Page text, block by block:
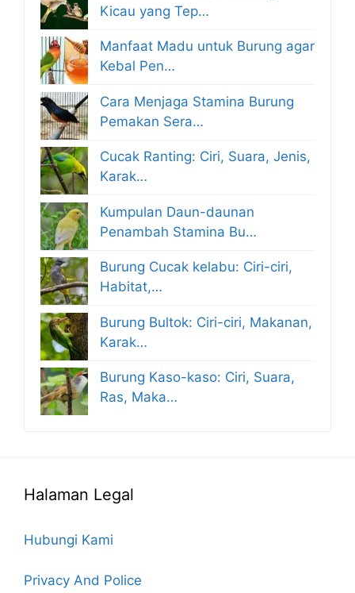
Kicau yang Tep…
Manfaat Madu untuk Burung agar
Kebal Pen…
Cara Menjaga Stamina Burung
Pemakan Sera…
Cucak Ranting: Ciri, Suara, Jenis,
Karak…
Kumpulan Daun-daunan
Penambah Stamina Bu…
Burung Cucak kelabu: Ciri-ciri,
Habitat,…
Burung Bultok: Ciri-ciri, Makanan,
Karak…
Burung Kaso-kaso: Ciri, Suara,
Ras, Maka…
Halaman Legal
Hubungi Kami
Privacy And Police